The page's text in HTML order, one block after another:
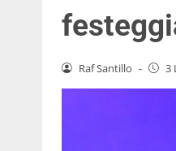
Raf Santillo - 3